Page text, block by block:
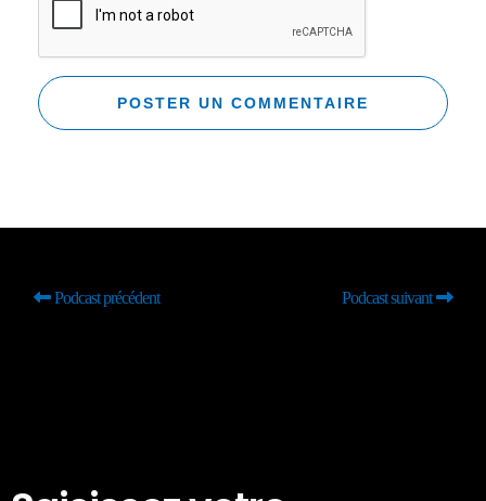
Podcast précédent Podcast suivant